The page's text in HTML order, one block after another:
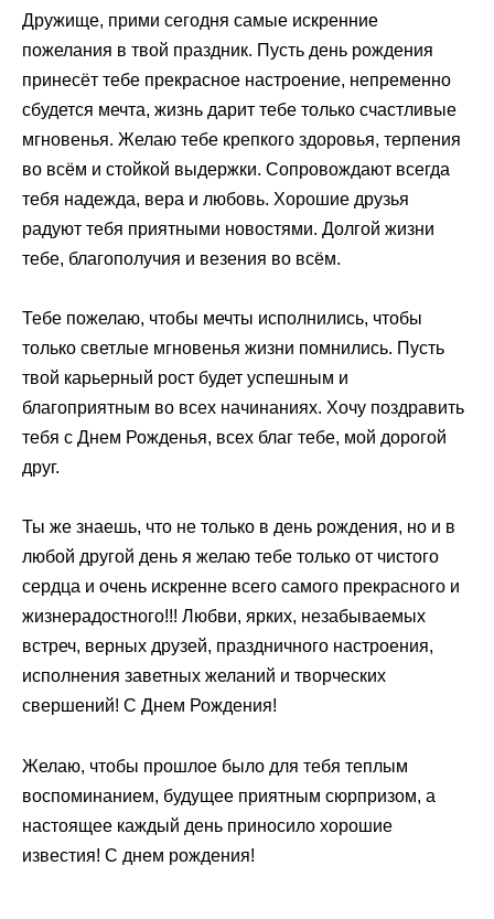
Дружище, прими сегодня самые искренние
пожелания в твой праздник. Пусть день рождения
принесёт тебе прекрасное настроение, непременно
сбудется мечта, жизнь дарит тебе только счастливые
мгновенья. Желаю тебе крепкого здоровья, терпения
во всём и стойкой выдержки. Сопровождают всегда
тебя надежда, вера и любовь. Хорошие друзья
радуют тебя приятными новостями. Долгой жизни
тебе, благополучия и везения во всём.
Тебе пожелаю, чтобы мечты исполнились, чтобы
только светлые мгновенья жизни помнились. Пусть
твой карьерный рост будет успешным и
благоприятным во всех начинаниях. Хочу поздравить
тебя с Днем Рожденья, всех благ тебе, мой дорогой
друг.
Ты же знаешь, что не только в день рождения, но и в
любой другой день я желаю тебе только от чистого
сердца и очень искренне всего самого прекрасного и
жизнерадостного!!! Любви, ярких, незабываемых
встреч, верных друзей, праздничного настроения,
исполнения заветных желаний и творческих
свершений! С Днем Рождения!
Желаю, чтобы прошлое было для тебя теплым
воспоминанием, будущее приятным сюрпризом, а
настоящее каждый день приносило хорошие
известия! С днем рождения!